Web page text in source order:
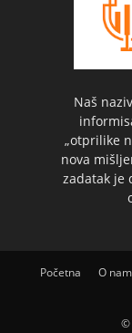
Naš
„otprilike
nova
zadatak je
Početna O
©